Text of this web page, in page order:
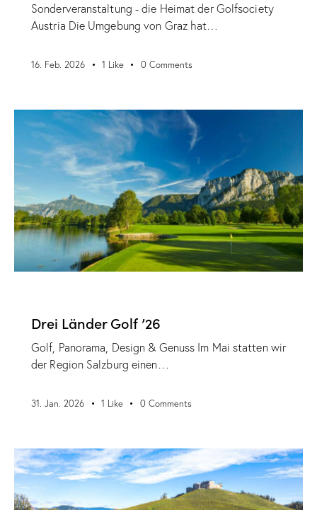
Sonderveranstaltung - die Heimat der Golfsociety
Austria Die Umgebung von Graz hat…
16. Feb. 2026 1 Like 0 Comments
Drei Länder Golf ’26
Golf, Panorama, Design & Genuss Im Mai statten wir
der Region Salzburg einen…
31. Jan. 2026 1 Like 0 Comments